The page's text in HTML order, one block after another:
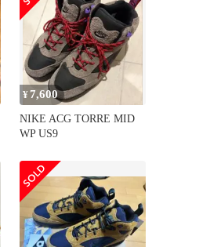
¥ 7,600
NIKE ACG TORRE MID
WP US9